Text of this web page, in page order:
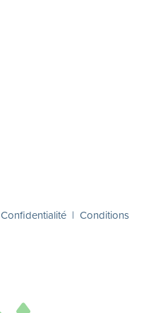
Confidentialité | Conditions